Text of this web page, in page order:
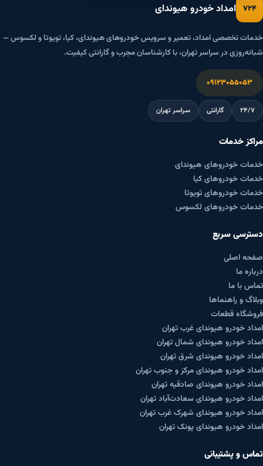
۷۲۴ امداد خودرو هیوندای
خدمات تخصصی امداد، تعمیر و سرویس خودروهای هیوندای، کیا، تویوتا و لکسوس —
شبانه‌روزی در سراسر تهران، با کارشناسان مجرب و گارانتی کیفیت.
۰۹۱۲۳۰۵۵۰۵۳
۲۴/۷ گارانتی سراسر تهران
مراکز خدمات
خدمات خودروهای هیوندای
خدمات خودروهای کیا
خدمات خودروهای تویوتا
خدمات خودروهای لکسوس
دسترسی سریع
صفحه اصلی
درباره ما
تماس با ما
وبلاگ و راهنماها
فروشگاه قطعات
امداد خودرو هیوندای غرب تهران
امداد خودرو هیوندای شمال تهران
امداد خودرو هیوندای شرق تهران
امداد خودرو هیوندای مرکز و جنوب تهران
امداد خودرو هیوندای صادقیه تهران
امداد خودرو هیوندای سعادت‌آباد تهران
امداد خودرو هیوندای شهرک غرب تهران
امداد خودرو هیوندای پونک تهران
تماس و پشتیبانی